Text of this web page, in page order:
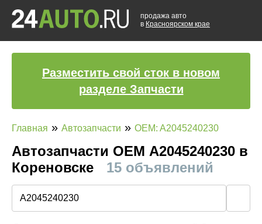
продажа авто
в Красноярском крае
Разместить свой сток в новом
разделе Запчасти
Главная » Автозапчасти » OEM: A2045240230
Автозапчасти ОЕМ A2045240230 в
Кореновске
15 объявлений